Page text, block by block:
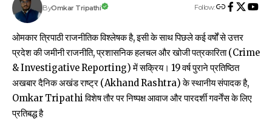
ByOmkar Tripathi Follow:
ओमकार त्रिपाठी राजनीतिक विश्लेषक है, इसी के साथ पिछले कई वर्षों से उत्तर
प्रदेश की जमीनी राजनीति, प्रशासनिक हलचल और खोजी पत्रकारिता (Crime
& Investigative Reporting) में सक्रिय। 19 वर्ष पुराने प्रतिष्ठित
अखबार दैनिक अखंड राष्ट्र (Akhand Rashtra) के स्थानीय संपादक है,
Omkar Tripathi विशेष तौर पर निष्पक्ष आवाज और पारदर्शी गवर्नेंस के लिए
प्रतिबद्ध है